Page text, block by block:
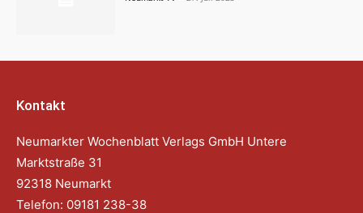
Kontakt
Neumarkter Wochenblatt Verlags GmbH Untere
Marktstraße 31
92318 Neumarkt
Telefon: 09181 238-38